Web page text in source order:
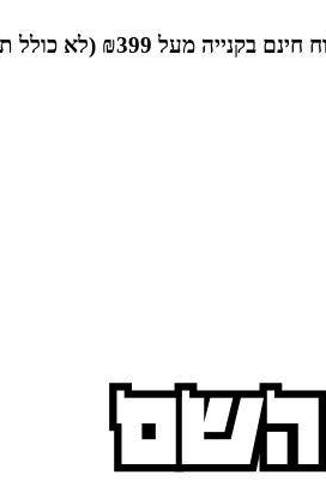
בקנייה מעל ₪399 (לא כולל תמונות)